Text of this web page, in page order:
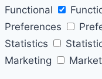
Functional
Preferences
Statistics
Marketing